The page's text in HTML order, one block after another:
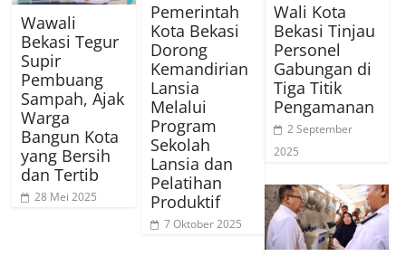
Wawali
Bekasi Tegur
Supir
Pembuang
Sampah, Ajak
Warga
Bangun Kota
yang Bersih
dan Tertib
28 Mei 2025
Pemerintah
Kota Bekasi
Dorong
Kemandirian
Lansia
Melalui
Program
Sekolah
Lansia dan
Pelatihan
Produktif
7 Oktober 2025
Wali Kota
Bekasi Tinjau
Personel
Gabungan di
Tiga Titik
Pengamanan
2 September
2025